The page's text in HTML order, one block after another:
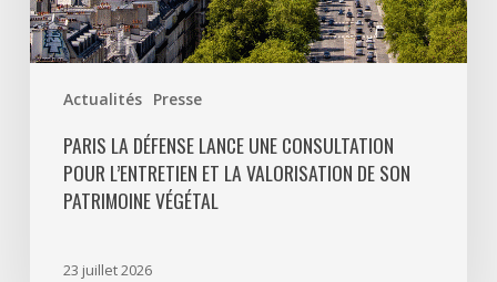
Actualités Presse
patrimoine
végétal
PARIS LA DÉFENSE LANCE UNE CONSULTATION
POUR L’ENTRETIEN ET LA VALORISATION DE SON
PATRIMOINE VÉGÉTAL
23 juillet 2026